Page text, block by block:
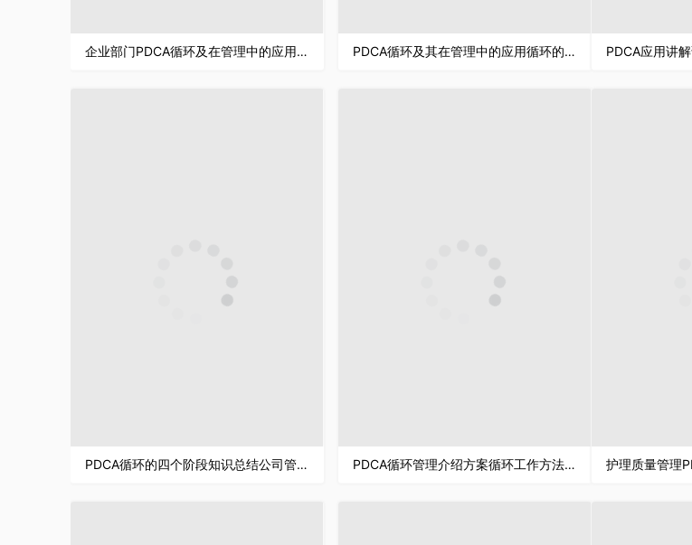
企业部门PDCA循环及在管理中的应用公司项目质量安全管理学习PPT模板 PDCA循环及其在管理中的应用循环的四个阶段知识培训PPT模板
PDCA循环的四个阶段知识总结公司管理循环工作方法培训PPT模板 PDCA循环管理介绍方案循环工作方法培训心得体会PPT模板